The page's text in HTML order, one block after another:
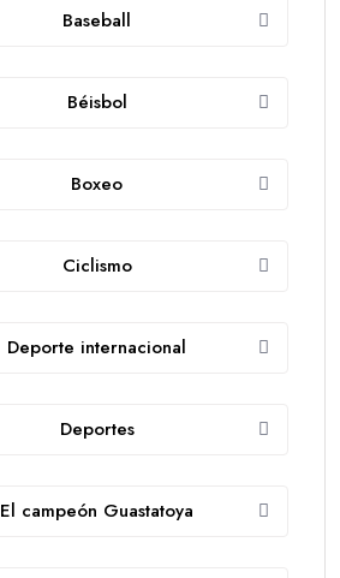
Baseball
Béisbol
Boxeo
Ciclismo
Deporte internacional
Deportes
El campeón Guastatoya